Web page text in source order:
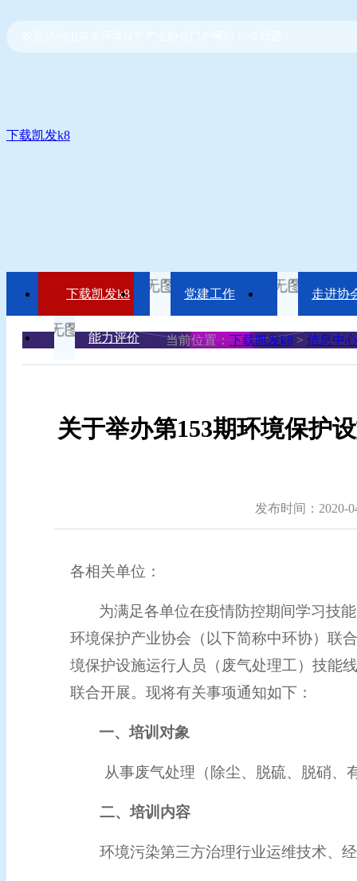
下载凯发k8
下载凯发k8 党建工作 走进协
能力评价 当前位置： 下载凯发k8 > 信息中心
关于举办第153期环境保护
发布时间：2020-
各相关单位：
为满足各单位在疫情防控期间学习技
环境保护产业协会（以下简称中环协）联
境保护设施运行人员（ 废气处理工 ）技能
联合开展。现将有关事项通知如下：
一、培训对象
从事废气处理（除尘、脱硫、脱硝、
二、培训内容
环境污染第三方治理行业运维技术、